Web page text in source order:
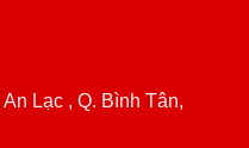
Lạc , Q. Bình Tân,